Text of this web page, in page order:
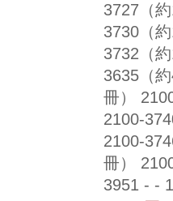
3727（
3730（
3732（
3635（
冊）
2100-
2100-
冊）
3951 - -